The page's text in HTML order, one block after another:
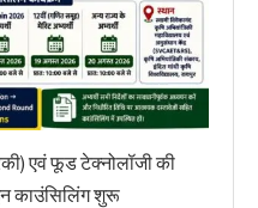
एवं फूड टेक्नोलॉजी की
काउंसिलिंग शुरू